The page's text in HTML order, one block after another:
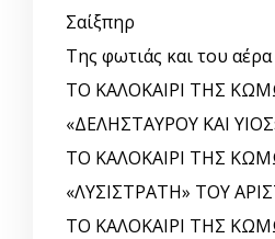
Σαίξπηρ
Της φωτιάς και του αέρα
ΤΟ ΚΑΛΟΚΑΙΡΙ ΤΗΣ
«ΔΕΛΗΣΤΑΥΡΟΥ ΚΑΙ
ΤΟ ΚΑΛΟΚΑΙΡΙ ΤΗΣ
«ΛΥΣΙΣΤΡΑΤΗ» ΤΟΥ
ΤΟ ΚΑΛΟΚΑΙΡΙ ΤΗΣ